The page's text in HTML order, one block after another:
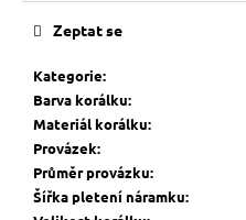
Kategorie:
Barva korálku:
Materiál korálku:
Provázek:
Průměr provázku:
Šířka pletení náramku:
Zeptat se